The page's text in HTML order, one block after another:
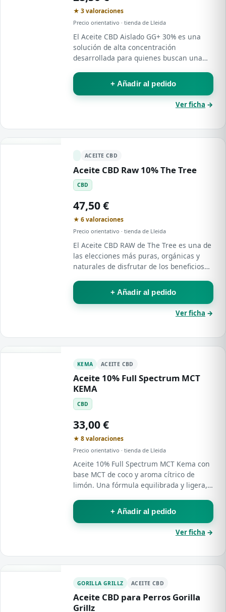
★ 3 valoraciones
Precio orientativo · tienda de Lleida
El Aceite CBD Aislado GG+ 30% es una
solución de alta concentración
desarrollada para quienes buscan una
cannabidiol.
+ Añadir al pedido
Ver ficha →
ACEITE CBD
Aceite CBD Raw 10% The Tree
CBD
47,50 €
★ 6 valoraciones
Precio orientativo · tienda de Lleida
El Aceite CBD RAW de The Tree es una de
las elecciones más puras, orgánicas y
naturales de disfrutar de los beneficios
+ Añadir al pedido
Ver ficha →
KEMA ACEITE CBD
Aceite 10% Full Spectrum MCT
KEMA
CBD
33,00 €
★ 8 valoraciones
Precio orientativo · tienda de Lleida
Aceite 10% Full Spectrum MCT Kema con
base MCT de coco y aroma cítrico de
limón. Una fórmula equilibrada y ligera,
buscan incorporar el CBD a rutinas de…
+ Añadir al pedido
Ver ficha →
GORILLA GRILLZ ACEITE CBD
Aceite CBD para Perros Gorilla
Grillz